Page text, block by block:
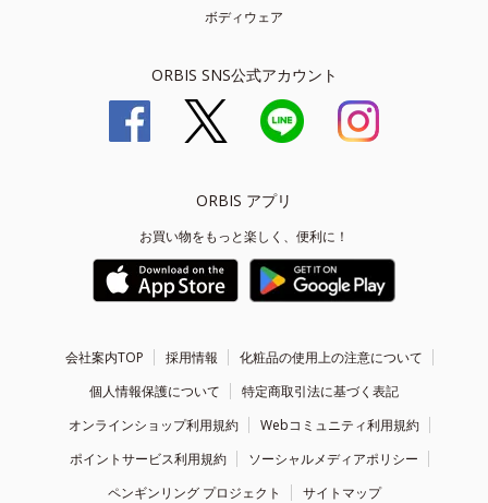
ボディウェア
ORBIS SNS公式アカウント
ORBIS アプリ
お買い物をもっと楽しく、便利に！
会社案内TOP 採用情報
化粧品の使用上の注意について
個人情報保護について
特定商取引法に基づく表記
オンラインショップ利用規約
Webコミュニティ利用規約
ポイントサービス利用規約
ソーシャルメディアポリシー
ペンギンリング プロジェクト
サイトマップ